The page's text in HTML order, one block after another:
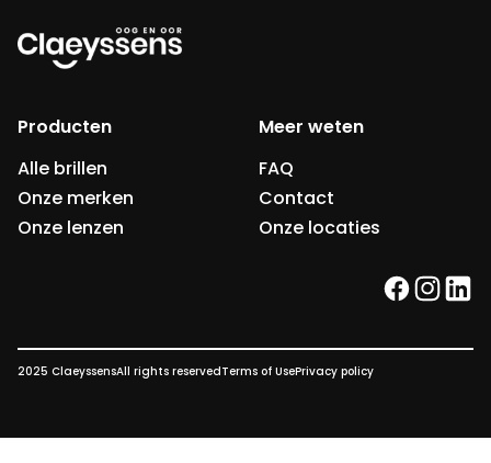
Producten
Alle brillen
Onze merken
Onze lenzen
Meer weten
FAQ
Contact
Onze locaties
facebook
2025 ClaeyssensAll rights reservedTerms of UsePrivacy policy